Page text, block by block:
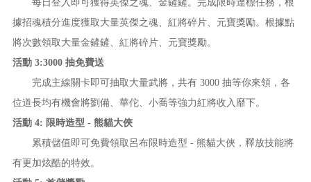
每日登入即可獲得英傑之魂、金鏟鏟。完成限時達標任務，根
據招魂積分進度獲取大量英傑之魂、紅將碎片、元寶獎勵。根據點
將次數領取大量金鏟鏟、紅將碎片、元寶獎勵。
活動 3:3000 抽免費送
完成主線關卡即可抽取大量武將，共有 3000 抽等你來領，各
位道長均有機會將劉備、華佗、小喬等強力紅將收入靡下。
活動 4: 限時造型 - 熊貓大俠
累積儲值即可免費領取呂布限時造型 - 熊貓大俠，釋放技能將
有更加炫酷的特效。